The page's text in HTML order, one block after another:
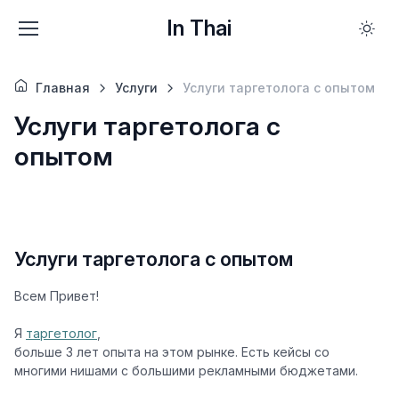
In Thai
Главная Услуги Услуги таргетолога с опытом
Услуги таргетолога с
опытом
Услуги таргетолога с опытом
Всем Привет!
Я таргетолог
больше 3 лет опыта на этом рынке. Есть кейсы со
многими нишами с большими рекламными бюджетами.